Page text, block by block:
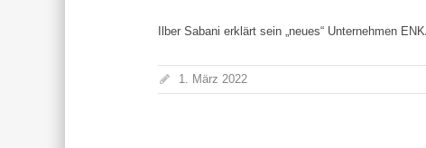
Ilber Sabani erklärt sein „neues“ Unternehmen
1. März 2022